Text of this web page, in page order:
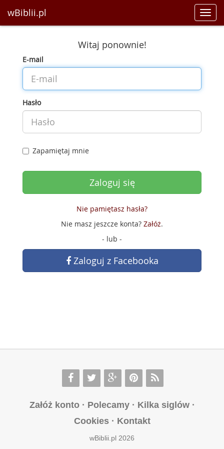
wBiblii.pl
Witaj ponownie!
E-mail
Hasło
Zapamiętaj mnie
Nie pamiętasz hasła?
Nie masz jeszcze konta? Załóż.
- lub -
Zaloguj z Facebooka
Załóż konto· Polecamy· Kilka siglów·
Cookies· Kontakt
wBiblii.pl 2026